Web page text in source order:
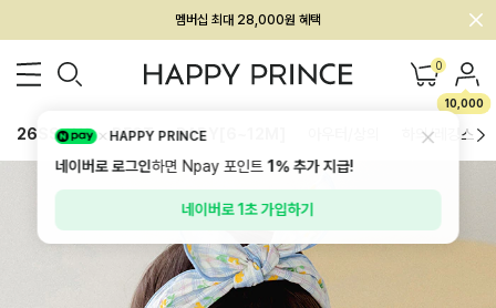
회원전용 아울렛, 가입하면 ~60% 할인!
멤버십 최대 28,000원 혜택 0
10,000
26SS 신상 BEST BABY[6~12M] 하의/레깅스
HAPPY PRINCE
네이버로 로그인하면 Npay 포인트1%추가 지급!
네이버로 1초 가입하기